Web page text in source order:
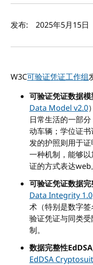
作者及发布日期
发布: 2025年5月15日
W3C可验证凭证工作组
可验证凭证数据
Data Model v2.0
日常生活的一部
动车辆；学位证
发的护照则用于
一种机制，能够
证的方式表达web
可验证凭证数据
Data Integrity 1.0
术（特别是数字
验证凭证与同类
制。
数据完整性
EdDSA